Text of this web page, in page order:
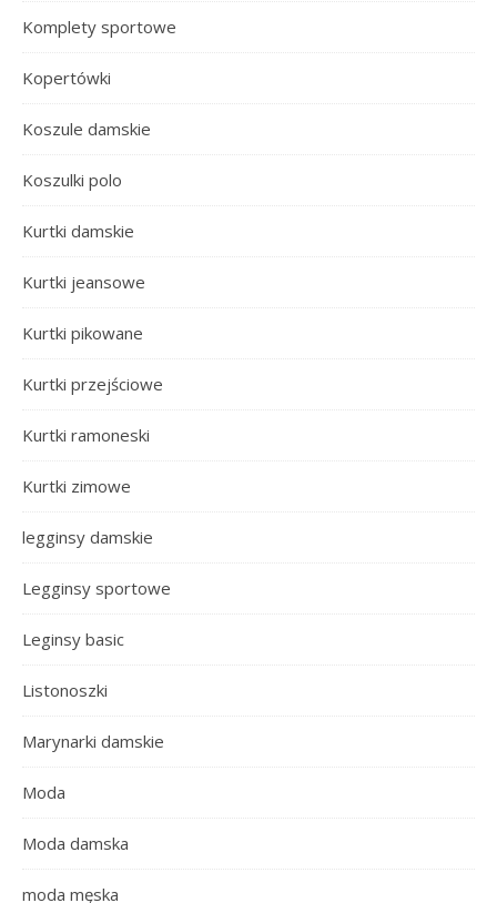
Komplety sportowe
Kopertówki
Koszule damskie
Koszulki polo
Kurtki damskie
Kurtki jeansowe
Kurtki pikowane
Kurtki przejściowe
Kurtki ramoneski
Kurtki zimowe
legginsy damskie
Legginsy sportowe
Leginsy basic
Listonoszki
Marynarki damskie
Moda
Moda damska
moda męska